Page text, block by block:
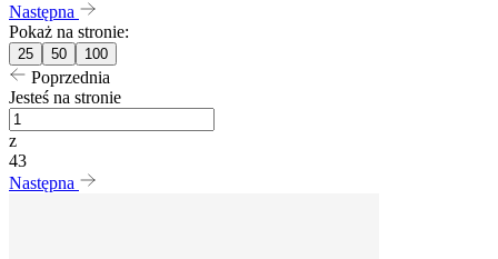
Następna
Pokaż na stronie:
25 50 100
Poprzednia
Jesteś na stronie
z
43
Następna